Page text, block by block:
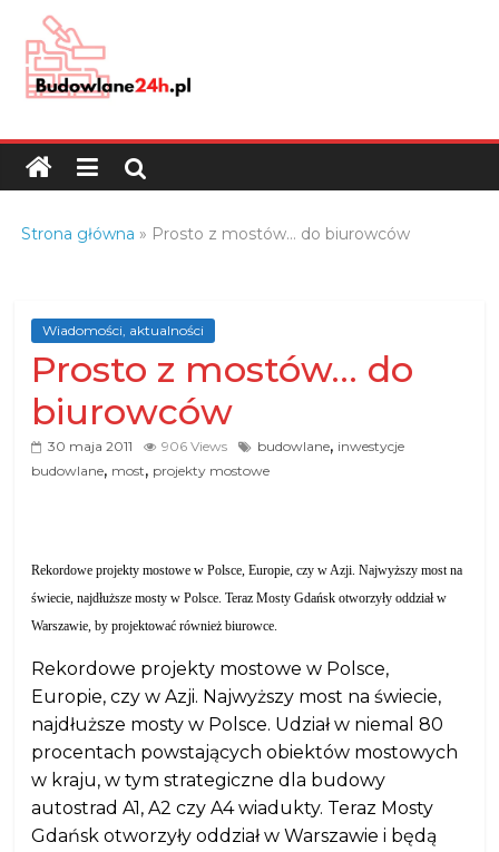
content
Budowlane24h.pl
portal
budowlany
branży
budowlanej
Strona główna » Prosto z mostów… do biurowców
Wiadomości, aktualności
Prosto z mostów… do
biurowców
30 maja 2011 906 Views budowlane, inwestycje
budowlane, most, projekty mostowe
Rekordowe projekty mostowe w Polsce, Europie, czy w Azji. Najwyższy most na
świecie, najdłuższe mosty w Polsce. Teraz Mosty Gdańsk otworzyły oddział w
Warszawie, by projektować również biurowce.
Rekordowe projekty mostowe w Polsce,
Europie, czy w Azji. Najwyższy most na świecie,
najdłuższe mosty w Polsce. Udział w niemal 80
procentach powstających obiektów mostowych
w kraju, w tym strategiczne dla budowy
autostrad A1, A2 czy A4 wiadukty. Teraz Mosty
Gdańsk otworzyły oddział w Warszawie i będą